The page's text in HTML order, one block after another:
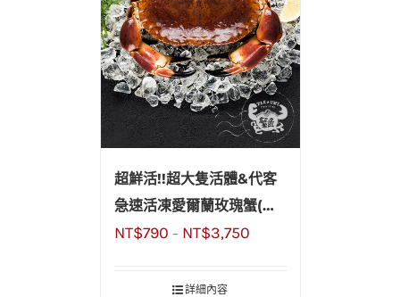
超鮮活!!超大隻活體&代客
急速活凍愛爾蘭玫瑰蟹(玫
瑰膏蟹)600~800g
NT$790 – NT$3,750
詳細內容